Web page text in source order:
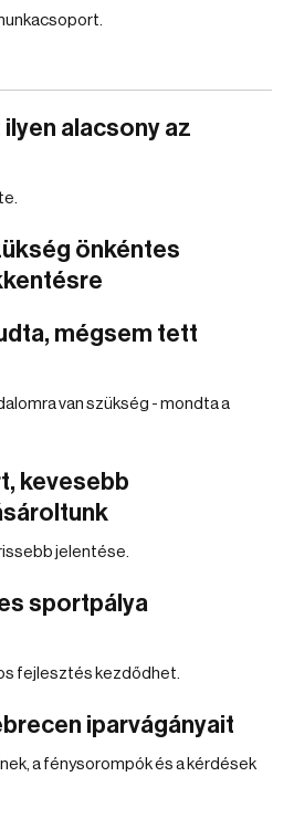
alacsony az
önkéntes
mégsem tett
van szükség - mondta a
kevesebb
jelentése.
sportpálya
fejlesztés kezdődhet.
iparvágányait
a fénysorompók és a kérdések